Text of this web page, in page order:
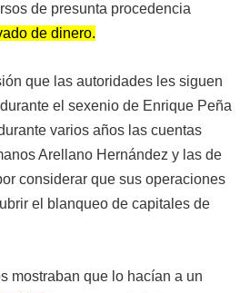
de presunta procedencia
de dinero.
que las autoridades les siguen
el sexenio de Enrique Peña
varios años las cuentas
Arellano Hernández y las de
considerar que sus operaciones
el blanqueo de capitales de
mostraban que lo hacían a un